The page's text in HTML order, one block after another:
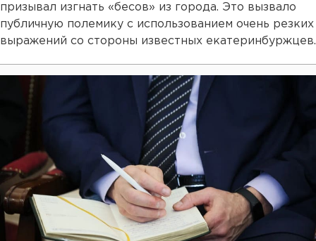
призывал изгнать «бесов» из города. Это вызвало
публичную полемику с использованием очень резких
выражений со стороны известных екатеринбуржцев.